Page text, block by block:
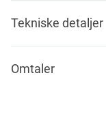
Tekniske detaljer
Omtaler